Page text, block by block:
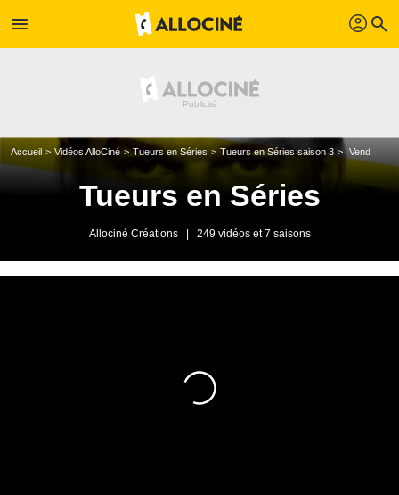
menu profil search
Accueil Vidéos AlloCiné Tueurs en Séries Tueurs en Séries saison 3 Vendredi 18 juin 2010
Tueurs en Séries
Allociné Créations 249 vidéos et 7 saisons